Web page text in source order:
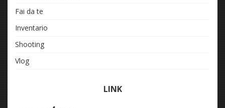
Fai da te
Inventario
Shooting
Vlog
LINK